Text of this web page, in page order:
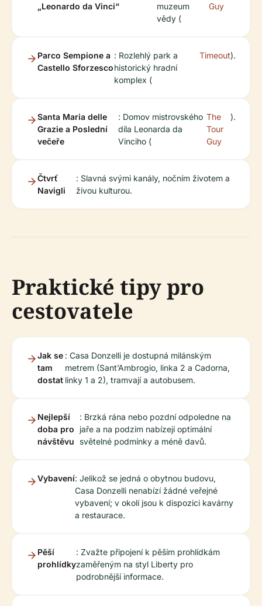
„Leonardo da Vinci“
muzeum
vědy (
Guy
Parco Sempione a
Castello Sforzesco
: Rozlehlý park a
historický hradní
komplex (
Timeout).
Santa Maria delle
Grazie a Poslední
večeře
: Domov mistrovského
díla Leonarda da
Vinciho (
The
Tour
Guy
).
Čtvrť
Navigli
: Slavná svými kanály, nočním životem a
živou kulturou.
Praktické tipy pro
cestovatele
Jak se
tam
dostat
: Casa Donzelli je dostupná milánským
metrem (Sant’Ambrogio, linka 2 a Cadorna,
linky 1 a 2), tramvají a autobusem.
Nejlepší
doba pro
návštěvu
: Brzká rána nebo pozdní odpoledne na
jaře a na podzim nabízejí optimální
světelné podmínky a méně davů.
Vybavení: Jelikož se jedná o obytnou budovu,
Casa Donzelli nenabízí žádné veřejné
vybavení; v okolí jsou k dispozici kavárny
a restaurace.
Pěší
prohlídky
: Zvažte připojení k pěším prohlídkám
zaměřeným na styl Liberty pro
podrobnější informace.